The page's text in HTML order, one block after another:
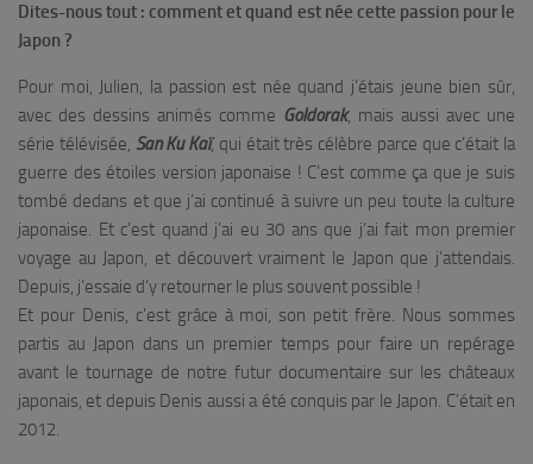
Dites-nous tout : comment et quand est née cette passion pour le
Japon ?
Pour moi, Julien, la passion est née quand j’étais jeune bien sûr,
avec des dessins animés comme Goldorak, mais aussi avec une
série télévisée, San Ku Kaï, qui était très célèbre parce que c’était la
guerre des étoiles version japonaise ! C’est comme ça que je suis
tombé dedans et que j’ai continué à suivre un peu toute la culture
japonaise. Et c’est quand j’ai eu 30 ans que j’ai fait mon premier
voyage au Japon, et découvert vraiment le Japon que j’attendais.
Depuis, j’essaie d’y retourner le plus souvent possible !
Et pour Denis, c’est grâce à moi, son petit frère. Nous sommes
partis au Japon dans un premier temps pour faire un repérage
avant le tournage de notre futur documentaire sur les châteaux
japonais, et depuis Denis aussi a été conquis par le Japon. C’était en
2012.